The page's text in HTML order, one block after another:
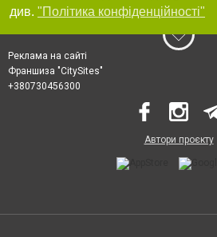
див. "Політика конфіденційності"
Реклама на сайті
Франшиза "CitySites"
+380730456300
Автори проєкту